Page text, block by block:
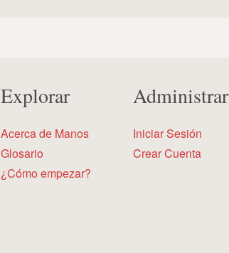
Explorar
Acerca de Manos
Glosario
¿Cómo empezar?
Administrar
Iniciar Sesión
Crear Cuenta